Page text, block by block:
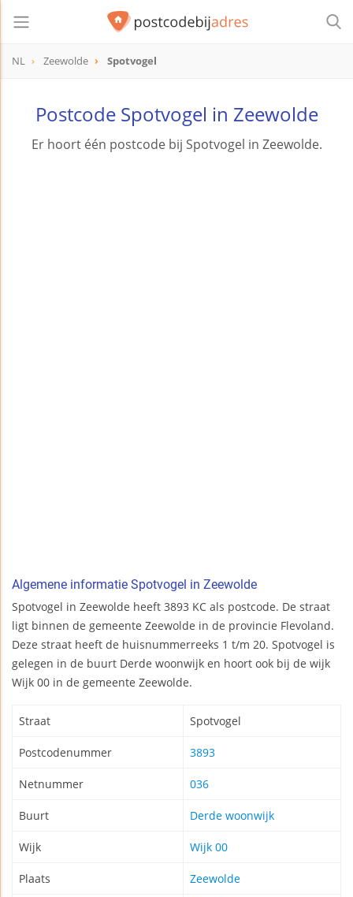
NL Zeewolde Spotvogel
Postcode Spotvogel in Zeewolde
Er hoort één postcode bij Spotvogel in Zeewolde.
Algemene informatie Spotvogel in Zeewolde
Spotvogel in Zeewolde heeft 3893 KC als postcode. De straat
ligt binnen de gemeente Zeewolde in de provincie Flevoland.
Deze straat heeft de huisnummerreeks 1 t/m 20. Spotvogel is
gelegen in de buurt Derde woonwijk en hoort ook bij de wijk
Wijk 00 in de gemeente Zeewolde.
Straat Spotvogel
Postcodenummer 3893
Netnummer 036
Buurt Derde woonwijk
Wijk Wijk 00
Plaats Zeewolde